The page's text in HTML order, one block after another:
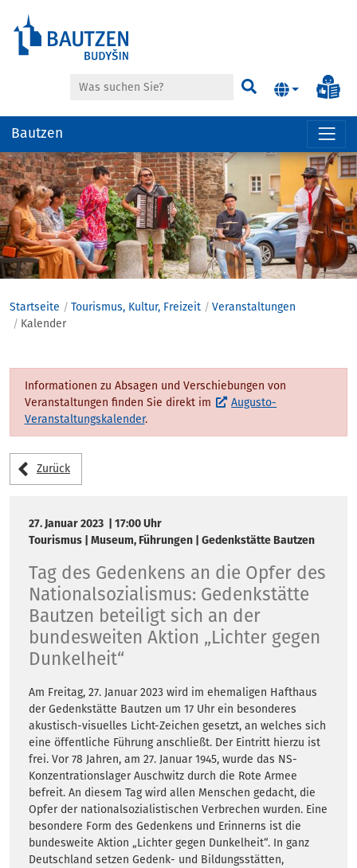
der
Seite
anspringen
Suche Suchen
Bautzen
Startseite Tourismus, Kultur, Freizeit
Veranstaltungen
Kalender
Informationen zu Absagen und Verschiebungen von
Veranstaltungen finden Sie direkt im
Augusto-
Veranstaltungskalender.
Zurück
27. Januar 2023 | 17:00 Uhr
Tourismus | Museum, Führungen | Gedenkstätte Bautzen
Tag des Gedenkens an die Opfer des
Nationalsozialismus: Gedenkstätte
Bautzen beteiligt sich an der
bundesweiten Aktion „Lichter gegen
Dunkelheit“
Am Freitag, 27. Januar 2023 wird im ehemaligen Hafthaus
der Gedenkstätte Bautzen um 17 Uhr ein besonderes
akustisch-visuelles Licht-Zeichen gesetzt, an welches sich
eine öffentliche Führung anschließt. Der Eintritt hierzu ist
frei. Vor 78 Jahren, am 27. Januar 1945, wurde das NS-
Konzentrationslager Auschwitz durch die Rote Armee
befreit. An diesem Tag wird allen Menschen gedacht, die
Opfer der nationalsozialistischen Verbrechen wurden. Eine
besondere Form des Gedenkens und Erinnerns ist die
bundesweite Aktion „Lichter gegen Dunkelheit“. In ganz
Deutschland setzen Gedenk- und Bildungsstätten,